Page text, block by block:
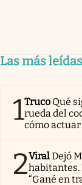
Las más
1Truco Qué
rueda del
cómo actuar
2ViralDejó
habitantes.
“Gané en